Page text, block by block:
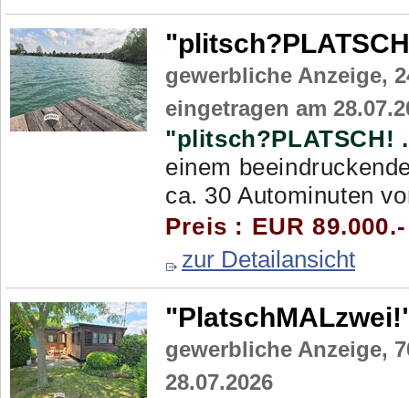
gewerbliche Anzeige,
eingetragen am
"plitsch?PLATSCH!
einem
ca. 30 Autominuten
Preis : EUR
zur Detailansicht
gewerbliche Anzeige,
28.07.2026